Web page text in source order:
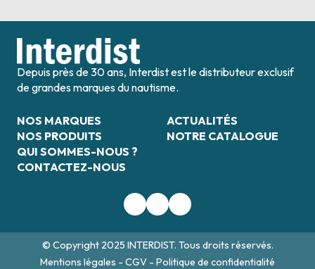
Depuis près de 30 ans, Interdist est le distributeur exclusif
de grandes marques du nautisme.
NOS MARQUES
NOS PRODUITS
QUI SOMMES-NOUS ?
CONTACTEZ-NOUS
ACTUALITÉS
NOTRE CATALOGUE
© Copyright 2025 INTERDIST. Tous droits réservés.
Mentions légales - CGV - Politique de confidentialité